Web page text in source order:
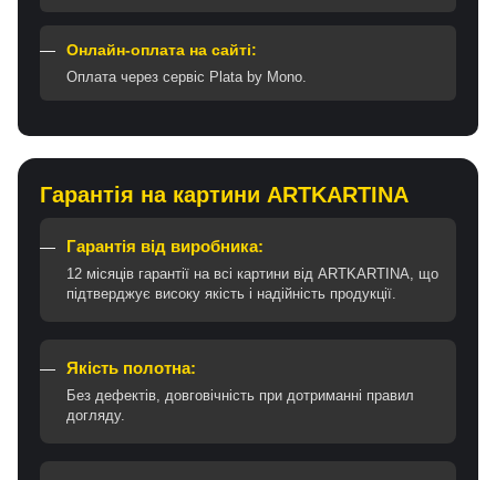
Онлайн-оплата на сайті:
Оплата через сервіс Plata by Mono.
Гарантія на картини ARTKARTINA
Гарантія від виробника:
12 місяців гарантії на всі картини від ARTKARTINA, що
підтверджує високу якість і надійність продукції.
Якість полотна:
Без дефектів, довговічність при дотриманні правил
догляду.